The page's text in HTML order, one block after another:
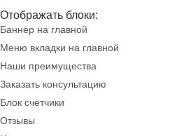
Отображать блоки:
Баннер на главной
Меню вкладки на главной
Наши преимущества
Заказать консультацию
Блок счетчики
Отзывы